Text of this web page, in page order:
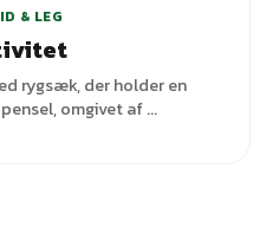
& LEG
rygsæk, der holder en
omgivet af ...